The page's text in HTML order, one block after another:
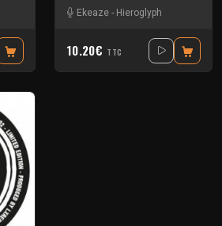
Ekeaze - Hieroglyph
10.20€ TTC